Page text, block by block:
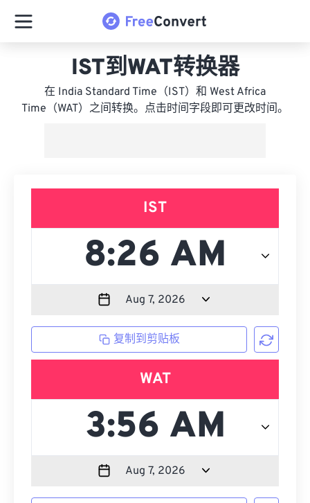
IST到WAT转换器
在 India Standard Time（IST）和 West Africa
Time（WAT）之间转换。点击时间字段即可更改时间。
IST
复制到剪贴板
WAT